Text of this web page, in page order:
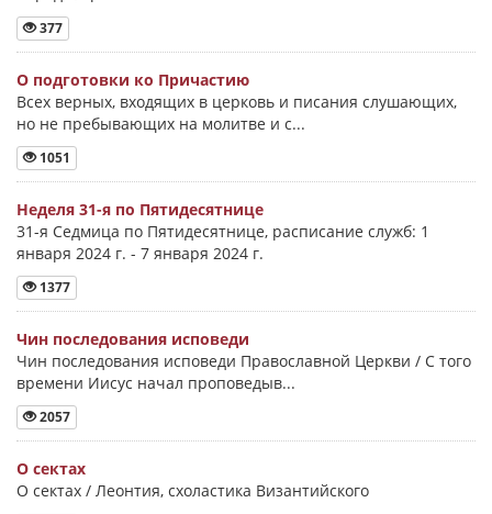
377
О подготовки ко Причастию
Всех верных, входящих в церковь и писания слушающих,
но не пребывающих на молитве и с...
1051
Неделя 31-я по Пятидесятнице
31-я Седмица по Пятидесятнице, расписание служб: 1
января 2024 г. - 7 января 2024 г.
1377
Чин последования исповеди
Чин последования исповеди Православной Церкви / С того
времени Иисус начал проповедыв...
2057
О сектах
О сектах / Леонтия, схоластика Византийского